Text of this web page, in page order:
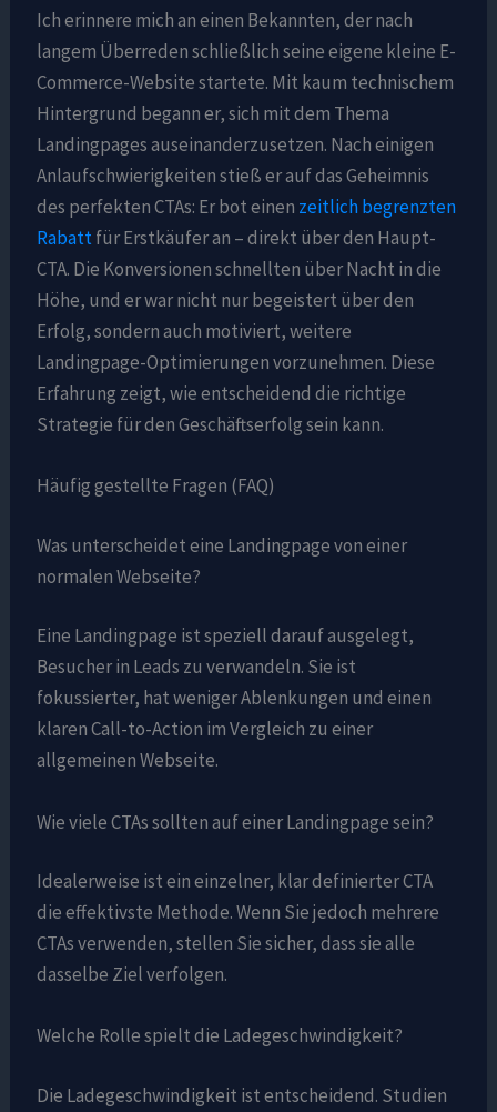
Ich erinnere mich an einen Bekannten, der nach
langem Überreden schließlich seine eigene kleine E-
Commerce-Website startete. Mit kaum technischem
Hintergrund begann er, sich mit dem Thema
Landingpages auseinanderzusetzen. Nach einigen
Anlaufschwierigkeiten stieß er auf das Geheimnis
des perfekten CTAs: Er bot einen zeitlich begrenzten
Rabattfür Erstkäufer an – direkt über den Haupt-
CTA. Die Konversionen schnellten über Nacht in die
Höhe, und er war nicht nur begeistert über den
Erfolg, sondern auch motiviert, weitere
Landingpage-Optimierungen vorzunehmen. Diese
Erfahrung zeigt, wie entscheidend die richtige
Strategie für den Geschäftserfolg sein kann.
Häufig gestellte Fragen (FAQ)
Was unterscheidet eine Landingpage von einer
normalen Webseite?
Eine Landingpage ist speziell darauf ausgelegt,
Besucher in Leads zu verwandeln. Sie ist
fokussierter, hat weniger Ablenkungen und einen
klaren Call-to-Action im Vergleich zu einer
allgemeinen Webseite.
Wie viele CTAs sollten auf einer Landingpage sein?
Idealerweise ist ein einzelner, klar definierter CTA
die effektivste Methode. Wenn Sie jedoch mehrere
CTAs verwenden, stellen Sie sicher, dass sie alle
dasselbe Ziel verfolgen.
Welche Rolle spielt die Ladegeschwindigkeit?
Die Ladegeschwindigkeit ist entscheidend. Studien